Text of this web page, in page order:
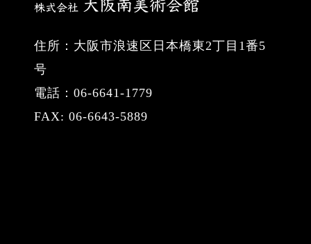
住所：大阪市浪速区日本橋東2丁目1番5
号
電話：06-6641-1779
FAX: 06-6643-5889